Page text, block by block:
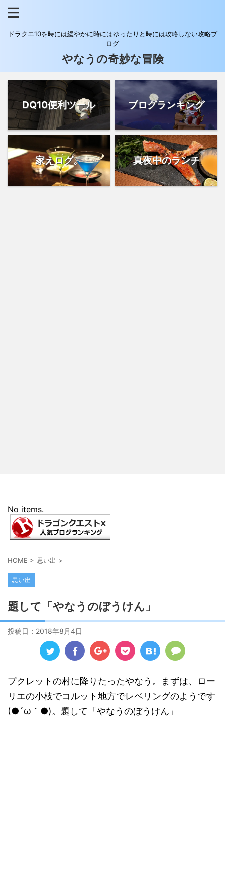
ドラクエ10を時には緩やかに時にはゆったりと時には攻略しない攻略ブ
ログ
やなうの奇妙な冒険
DQ10便利ツール ブログランキング
家えログ。 真夜中のランチ
No items.
HOME > 思い出 >
思い出
題して「やなうのぼうけん」
投稿日： 2018年8月4日
プクレットの村に降りたったやなう。まずは、ロー
リエの小枝でコルット地方でレベリングのようです
(●´ω｀●)。題して「やなうのぼうけん」